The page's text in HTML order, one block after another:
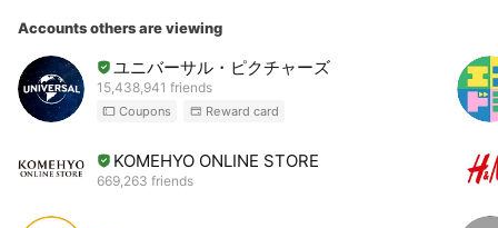
Accounts others are viewing
ユニバーサル・ピクチャーズ
15,438,941 friends
Coupons Reward card
KOMEHYO ONLINE STORE
669,263 friends